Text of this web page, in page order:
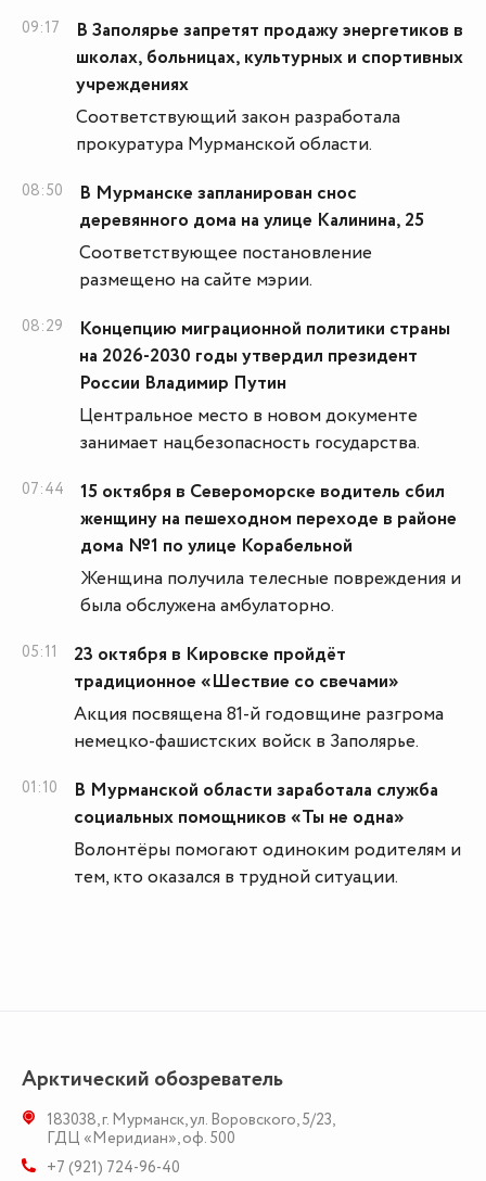
09:17
В Заполярье запретят продажу энергетиков в
школах, больницах, культурных и спортивных
учреждениях
Соответствующий закон разработала
прокуратура Мурманской области.
08:50
В Мурманске запланирован снос
деревянного дома на улице Калинина, 25
Соответствующее постановление
размещено на сайте мэрии.
08:29
Концепцию миграционной политики страны
на 2026-2030 годы утвердил президент
России Владимир Путин
Центральное место в новом документе
занимает нацбезопасность государства.
07:44
15 октября в Североморске водитель сбил
женщину на пешеходном переходе в районе
дома №1 по улице Корабельной
Женщина получила телесные повреждения и
была обслужена амбулаторно.
05:11
23 октября в Кировске пройдёт
традиционное «Шествие со свечами»
Акция посвящена 81-й годовщине разгрома
немецко-фашистских войск в Заполярье.
01:10
В Мурманской области заработала служба
социальных помощников «Ты не одна»
Волонтёры помогают одиноким родителям и
тем, кто оказался в трудной ситуации.
Арктический обозреватель
183038,г. Мурманск,ул. Воровского, 5/23,
ГДЦ «Меридиан», оф. 500
+7 (921) 724-96-40